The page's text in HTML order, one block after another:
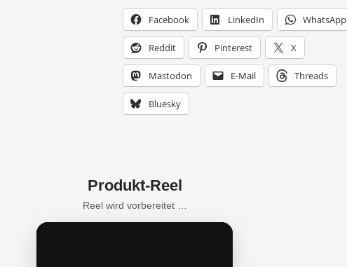
Facebook LinkedIn WhatsApp
Reddit Pinterest X
Mastodon E-Mail Threads
Bluesky
Produkt-Reel
Reel wird vorbereitet …